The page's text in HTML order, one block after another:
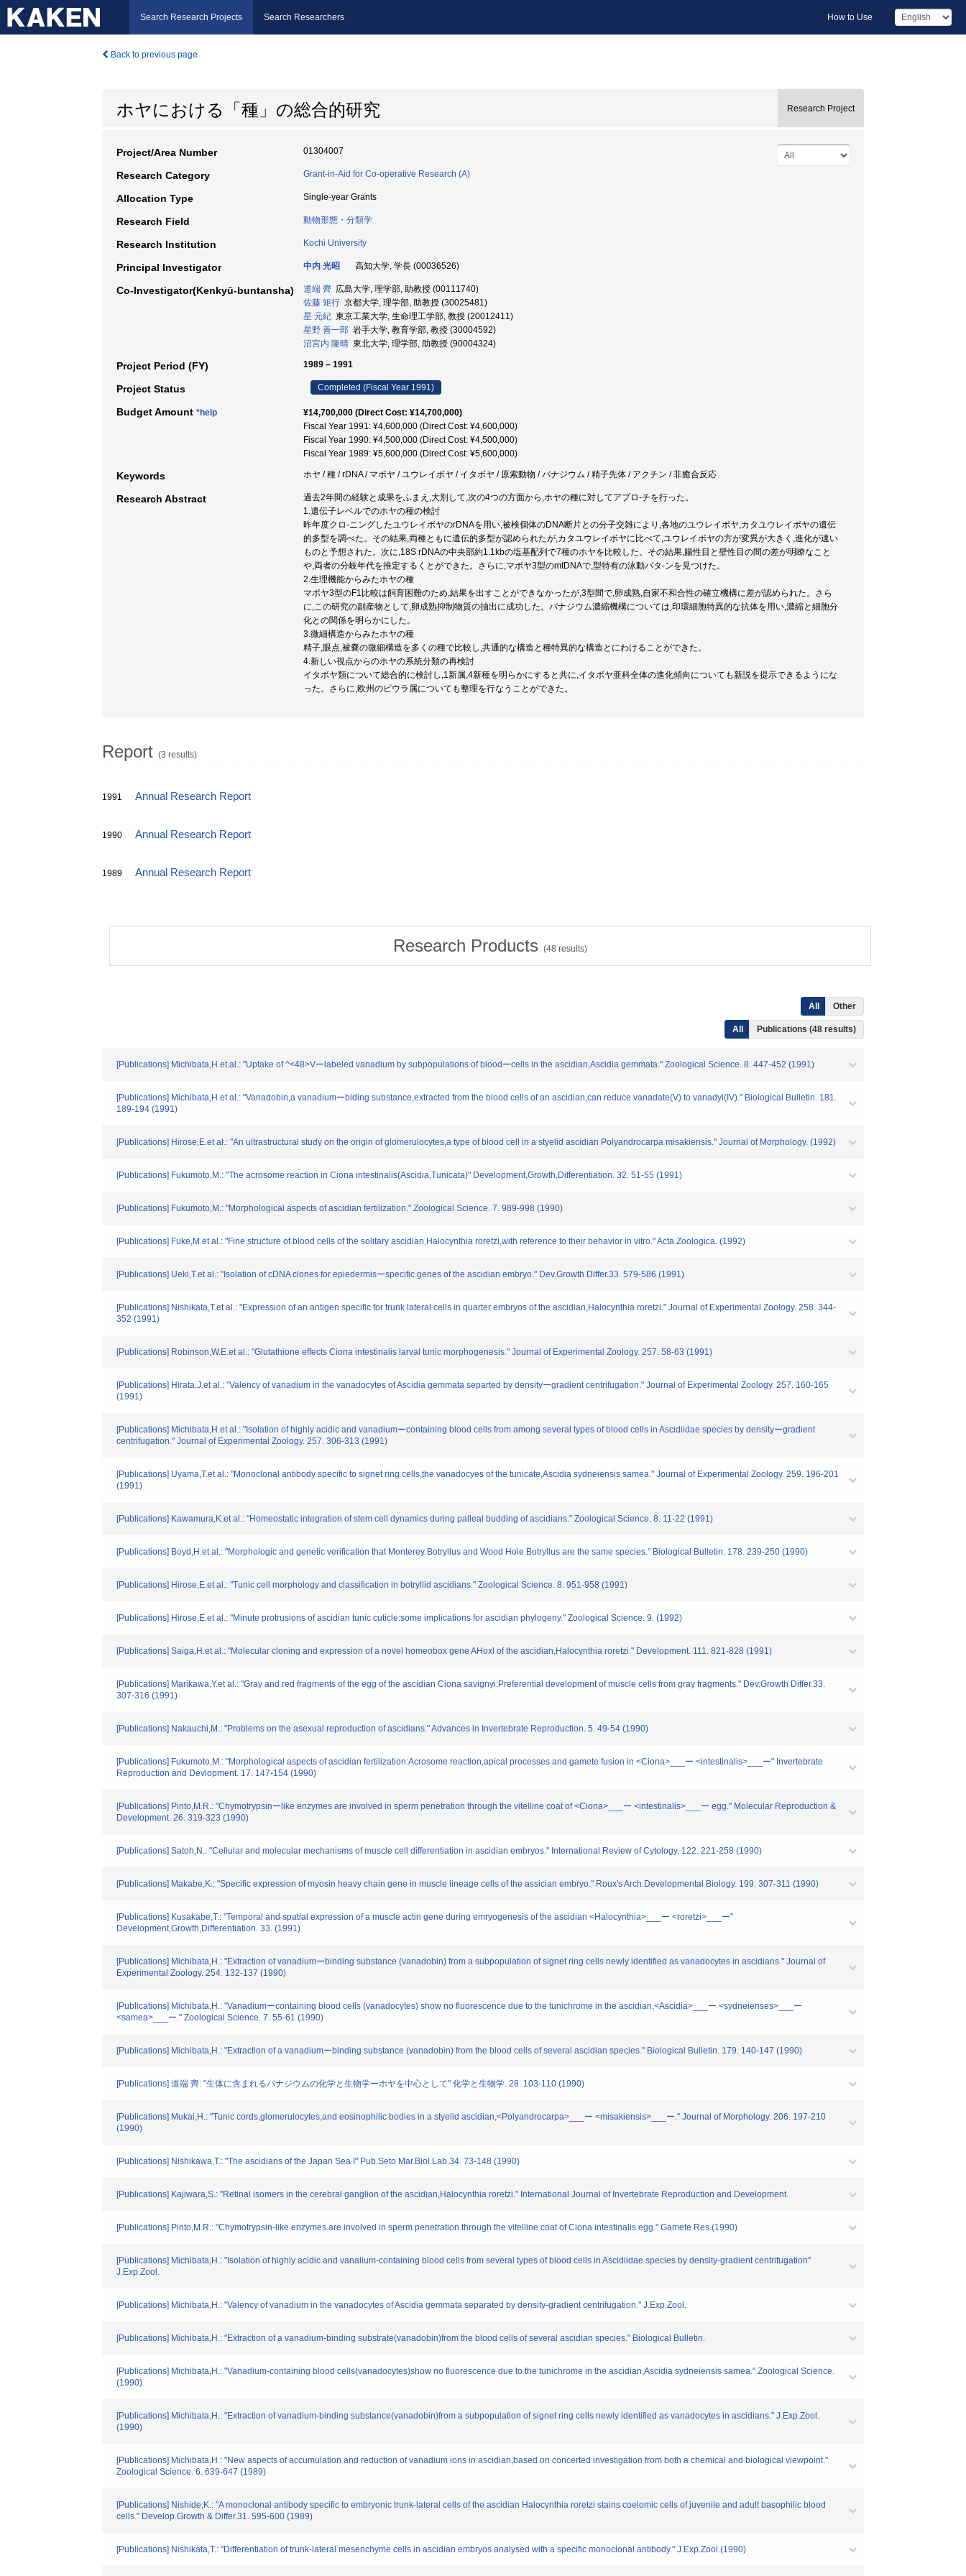
Search Research Projects Search Researchers How to Use
Back to previous page
ホヤにおける「種」の総合的研究 Research Project
Project/Area Number 01304007
Research Category Grant-in-Aid for Co-operative Research (A)
Allocation Type Single-year Grants
Research Field 動物形態・分類学
Research Institution Kochi University
Principal Investigator 中内 光昭 高知大学, 学長 (00036526)
Co-Investigator(Kenkyū-buntansha) 道端 齊 広島大学, 理学部, 助教授 (00111740)
佐藤 矩行 京都大学, 理学部, 助教授 (30025481)
星 元紀 東京工業大学, 生命理工学部, 教授 (20012411)
星野 善一郎 岩手大学, 教育学部, 教授 (30004592)
沼宮内 隆晴 東北大学, 理学部, 助教授 (90004324)
Project Period (FY) 1989 – 1991
Project Status Completed (Fiscal Year 1991)
Budget Amount *help
¥14,700,000 (Direct Cost: ¥14,700,000)
Fiscal Year 1991: ¥4,600,000 (Direct Cost: ¥4,600,000)
Fiscal Year 1990: ¥4,500,000 (Direct Cost: ¥4,500,000)
Fiscal Year 1989: ¥5,600,000 (Direct Cost: ¥5,600,000)
Keywords ホヤ / 種 / rDNA / マボヤ / ユウレイボヤ / イタボヤ / 原索動物 / バナジウム / 精子先体 / アクチン / 非癒合反応
Research Abstract
過去2年間の経験と成果をふまえ,大別して,次の4つの方面から,ホヤの種に対してアプロ-チを行った。
1.遺伝子レベルでのホヤの種の検討
昨年度クロ-ニングしたユウレイボヤのrDNAを用い,被検個体のDNA断片との分子交雑により,各地のユウレイボヤ,カタユウレイボヤの遺伝
的多型を調べた。その結果,両種ともに遺伝的多型が認められたが,カタユウレイボヤに比べて,ユウレイボヤの方が変異が大きく,進化が速い
ものと予想された。次に,18S rDNAの中央部約1.1kbの塩基配列で7種のホヤを比較した。その結果,腸性目と壁性目の間の差が明瞭なこと
や,両者の分岐年代を推定するくとができた。さらに,マボヤ3型のmtDNAで,型特有の泳動パタ-ンを見つけた。
2.生理機能からみたホヤの種
マボヤ3型のF1比較は飼育困難のため,結果を出すことができなかったが,3型間で,卵成熟,自家不和合性の確立機構に差が認められた。さら
に,この研究の副産物として,卵成熟抑制物質の抽出に成功した。バナジウム濃縮機構については,印環細胞特異的な抗体を用い,濃縮と細胞分
化との関係を明らかにした。
3.微細構造からみたホヤの種
精子,眼点,被嚢の微細構造を多くの種で比較し,共通的な構造と種特異的な構造とにわけることができた。
4.新しい視点からのホヤの系統分類の再検討
イタボヤ類について総合的に検討し,1新属,4新種を明らかにすると共に,イタボヤ亜科全体の進化傾向についても新説を提示できるようにな
った。さらに,欧州のピウラ属についても整理を行なうことができた。
Report (3 results)
1991 Annual Research Report
1990 Annual Research Report
1989 Annual Research Report
Research Products (48 results)
All Other
All Publications (48 results)
[Publications] Michibata,H.et.al.: "Uptake of ^<48>Vーlabeled vanadium by subpopulations of bloodーcells in the ascidian,Ascidia gemmata." Zoological Science. 8. 447-452 (1991)
[Publications] Michibata,H.et al.: "Vanadobin,a vanadiumーbiding substance,extracted from the blood cells of an ascidian,can reduce vanadate(V) to vanadyl(IV)." Biological Bulletin. 181.
189-194 (1991)
[Publications] Hirose,E.et al.: "An ultrastructural study on the origin of glomerulocytes,a type of blood cell in a styelid ascidian Polyandrocarpa misakiensis." Journal of Morphology. (1992)
[Publications] Fukumoto,M.: "The acrosome reaction in Ciona intestinalis(Ascidia,Tunicata)" Development,Growth,Differentiation. 32. 51-55 (1991)
[Publications] Fukumoto,M.: "Morphological aspects of ascidian fertilization." Zoological Science. 7. 989-998 (1990)
[Publications] Fuke,M.et al.: "Fine structure of blood cells of the solitary ascidian,Halocynthia roretzi,with reference to their behavior in vitro." Acta Zoologica. (1992)
[Publications] Ueki,T.et al.: "Isolation of cDNA clones for epiedermisーspecific genes of the ascidian embryo." Dev.Growth Differ.33. 579-586 (1991)
[Publications] Nishikata,T.et al.: "Expression of an antigen specific for trunk lateral cells in quarter embryos of the ascidian,Halocynthia roretzi." Journal of Experimental Zoology. 258. 344-
352 (1991)
[Publications] Robinson,W.E.et al.: "Glutathione effects Ciona intestinalis larval tunic morphogenesis." Journal of Experimental Zoology. 257. 58-63 (1991)
[Publications] Hirata,J.et al.: "Valency of vanadium in the vanadocytes of Ascidia gemmata separted by densityーgradient centrifugation." Journal of Experimental Zoology. 257. 160-165
(1991)
[Publications] Michibata,H.et al.: "Isolation of highly acidic and vanadiumーcontaining blood cells from among several types of blood cells in Ascidiidae species by densityーgradient
centrifugation." Journal of Experimental Zoology. 257. 306-313 (1991)
[Publications] Uyama,T.et al.: "Monoclonal antibody specific to signet ring cells,the vanadocyes of the tunicate,Ascidia sydneiensis samea." Journal of Experimental Zoology. 259. 196-201
(1991)
[Publications] Kawamura,K.et al.: "Homeostatic integration of stem cell dynamics during palleal budding of ascidians." Zoological Science. 8. 11-22 (1991)
[Publications] Boyd,H.et al.: "Morphologic and genetic verification that Monterey Botryllus and Wood Hole Botryllus are the same species." Biological Bulletin. 178. 239-250 (1990)
[Publications] Hirose,E.et al.: "Tunic cell morphology and classification in botryllid ascidians." Zoological Science. 8. 951-958 (1991)
[Publications] Hirose,E.et al.: "Minute protrusions of ascidian tunic cuticle:some implications for ascidian phylogeny." Zoological Science. 9. (1992)
[Publications] Saiga,H.et al.: "Molecular cloning and expression of a novel homeobox gene AHoxl of the ascidian,Halocynthia roretzi." Development. 111. 821-828 (1991)
[Publications] Marikawa,Y.et al.: "Gray and red fragments of the egg of the ascidian Ciona savignyi:Preferential development of muscle cells from gray fragments." Dev.Growth Differ.33.
307-316 (1991)
[Publications] Nakauchi,M.: "Problems on the asexual reproduction of ascidians." Advances in Invertebrate Reproduction. 5. 49-54 (1990)
[Publications] Fukumoto,M.: "Morphological aspects of ascidian fertilization:Acrosome reaction,apical processes and gamete fusion in <Ciona>___ー <intestinalis>___ー" Invertebrate
Reproduction and Devlopment. 17. 147-154 (1990)
[Publications] Pinto,M.R.: "Chymotrypsinーlike enzymes are involved in sperm penetration through the vitelline coat of <Ciona>___ー <intestinalis>___ー egg." Molecular Reproduction &
Development. 26. 319-323 (1990)
[Publications] Satoh,N.: "Cellular and molecular mechanisms of muscle cell differentiation in ascidian embryos." International Review of Cytology. 122. 221-258 (1990)
[Publications] Makabe,K.: "Specific expression of myosin heavy chain gene in muscle lineage cells of the assician embryo." Roux's Arch.Developmental Biology. 199. 307-311 (1990)
[Publications] Kusakabe,T.: "Temporal and spatial expression of a muscle actin gene during emryogenesis of the ascidian <Halocynthia>___ー <roretzi>___ー"
Development,Growth,Differentiation. 33. (1991)
[Publications] Michibata,H.: "Extraction of vanadiumーbinding substance (vanadobin) from a subpopulation of signet ring cells newly identified as vanadocytes in ascidians." Journal of
Experimental Zoology. 254. 132-137 (1990)
[Publications] Michibata,H.: "Vanadiumーcontaining blood cells (vanadocytes) show no fluorescence due to the tunichrome in the ascidian,<Ascidia>___ー <sydneienses>___ー
<samea>___ー." Zoological Science. 7. 55-61 (1990)
[Publications] Michibata,H.: "Extraction of a vanadiumーbinding substance (vanadobin) from the blood cells of several ascidian species." Biological Bulletin. 179. 140-147 (1990)
[Publications] 道端 齊: "生体に含まれるバナジウムの化学と生物学ーホヤを中心として" 化学と生物学. 28. 103-110 (1990)
[Publications] Mukai,H.: "Tunic cords,glomerulocytes,and eosinophilic bodies in a styelid ascidian,<Polyandrocarpa>___ー <misakiensis>___ー." Journal of Morphology. 206. 197-210
(1990)
[Publications] Nishikawa,T.: "The ascidians of the Japan Sea I" Pub.Seto Mar.Biol.Lab.34. 73-148 (1990)
[Publications] Kajiwara,S.: "Retinal isomers in the cerebral ganglion of the ascidian,Halocynthia roretzi." International Journal of Invertebrate Reproduction and Development.
[Publications] Pinto,M.R.: "Chymotrypsin-like enzymes are involved in sperm penetration through the vitelline coat of Ciona intestinalis egg." Gamete Res.(1990)
[Publications] Michibata,H.: "Isolation of highly acidic and vanalium-containing blood cells from several types of blood cells in Ascidiidae species by density-gradient centrifugation"
J.Exp.Zool.
[Publications] Michibata,H.: "Valency of vanadium in the vanadocytes of Ascidia gemmata separated by density-gradient centrifugation." J.Exp.Zool.
[Publications] Michibata,H.: "Extraction of a vanadium-binding substrate(vanadobin)from the blood cells of several ascidian species." Biological Bulletin.
[Publications] Michibata,H.: "Vanadium-containing blood cells(vanadocytes)show no fluorescence due to the tunichrome in the ascidian,Ascidia sydneiensis samea." Zoological Science.
(1990)
[Publications] Michibata,H.: "Extraction of vanadium-binding substance(vanadobin)from a subpopulation of signet ring cells newly identified as vanadocytes in ascidians." J.Exp.Zool.
(1990)
[Publications] Michibata,H.: "New aspects of accumulation and reduction of vanadium ions in ascidian,based on concerted investigation from both a chemical and biological viewpoint."
Zoological Science. 6. 639-647 (1989)
[Publications] Nishide,K.: "A monoclonal antibody specific to embryonic trunk-lateral cells of the ascidian Halocynthia roretzi stains coelomic cells of juvenile and adult basophilic blood
cells." Develop.Growth & Differ.31. 595-600 (1989)
[Publications] Nishikata,T.: "Differentiation of trunk-lateral mesenchyme cells in ascidian embryos analysed with a specific monoclonal antibody." J.Exp.Zool.(1990)